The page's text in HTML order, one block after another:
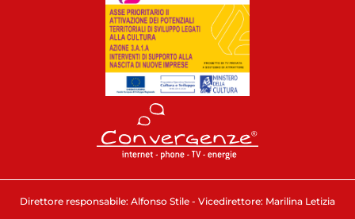
Direttore responsabile: Alfonso Stile - Vicedirettore: Marilina Letizia